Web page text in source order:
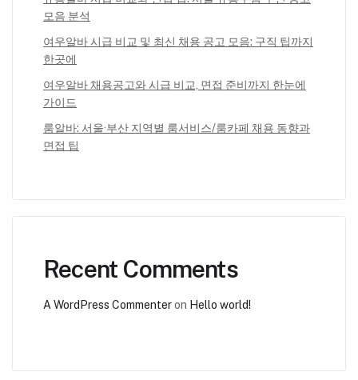
모음 분석
여우알바 시급 비교 및 최신 채용 공고 모음: 구직 팁까지
한곳에
여우알바 채용공고와 시급 비교, 면접 준비까지 한눈에
가이드
룸알바: 서울·부산 지역별 룸서비스/룸카페 채용 동향과
면접 팁
Recent Comments
A WordPress Commenteron Hello world!